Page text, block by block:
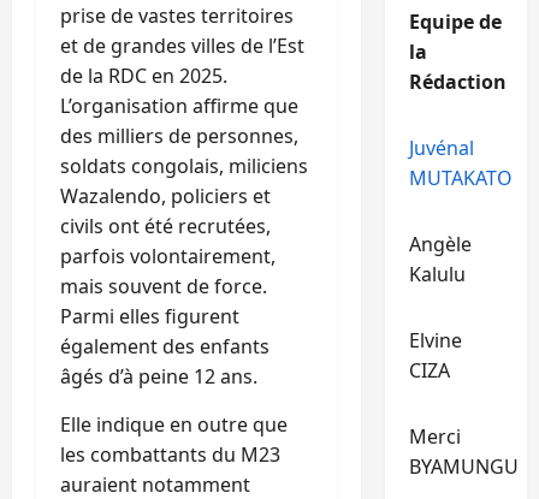
prise de vastes territoires
et de grandes villes de l’Est
de la RDC en 2025.
L’organisation affirme que
des milliers de personnes,
soldats congolais, miliciens
Wazalendo, policiers et
civils ont été recrutées,
parfois volontairement,
mais souvent de force.
Parmi elles figurent
également des enfants
âgés d’à peine 12 ans.
Elle indique en outre que
les combattants du M23
auraient notamment
Equipe de
la
Rédaction
Juvénal
MUTAKATO
Angèle
Kalulu
Elvine
CIZA
Merci
BYAMUNGU